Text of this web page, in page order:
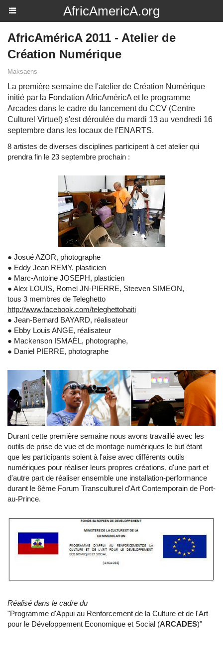
AfricAmericA.org
AfricAméricA 2011 - Atelier de
Création Numérique
Maksaens
La première semaine de l'atelier de Création Numérique
initié par la Fondation AfricAméricA et le programme
Arcades dans le cadre du lancement du CCV (Centre
Culturel Virtuel) s'est déroulée du mardi 13 au vendredi 16
septembre dans les locaux de l'ENARTS.
8 artistes de diverses disciplines participent à cet atelier qui
prendra fin le 23 septembre prochain :
● Josué AZOR, photographe
● Eddy Jean REMY, plasticien
● Marc-Antoine JOSEPH, plasticien
● Alex LOUIS, Romel JN-PIERRE, Steeven SIMEON,
tous 3 membres de Teleghetto
http://www.facebook.com/teleghettohaiti
● Jean-Bernard BAYARD, réalisateur
● Ebby Louis ANGE, réalisateur
● Mackenson ISMAËL, photographe,
● Daniel PIERRE, photographe
Durant cette première semaine nous avons travaillé avec les
outils de prise de vue et de montage numériques le but étant
que les participants soient à l'aise avec différents outils
numériques pour réaliser leurs propres créations, d'une part et
d'autre part de réaliser ensemble une installation-performance
durant le 6ème Forum Transculturel d'Art Contemporain de Port-
au-Prince.
Réalisé dans le cadre du
"Programme d'Appui au Renforcement de la Culture et de l'Art
pour le Développement Economique et Social (ARCADES)"